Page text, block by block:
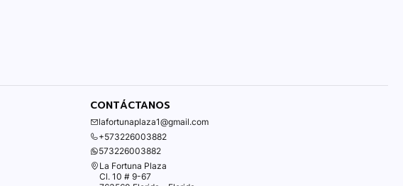
CONTÁCTANOS
lafortunaplaza1@gmail.com
+573226003882
573226003882
La Fortuna Plaza
Cl. 10 # 9-67